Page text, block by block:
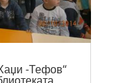
-Тефов“